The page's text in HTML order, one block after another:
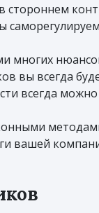
стороннем
многих
вы всегда
всегда
вашей